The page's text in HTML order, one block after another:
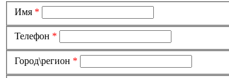
Имя *
Телефон *
Город\регион *